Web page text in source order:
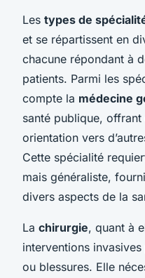
Les types de
et se répartissent en
chacune répondant à
patients. Parmi les
compte la médecine
santé publique,
orientation vers
Cette spécialité
mais généraliste,
divers aspects de la
La chirurgie, quant à
interventions
ou blessures. Elle